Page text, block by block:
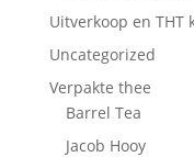
Uitverkoop en THT
Uncategorized
Verpakte thee
Barrel Tea
Jacob Hooy